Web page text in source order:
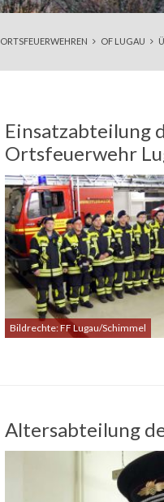
ORTSFEUERWEHREN OF LUGAU
Einsatzabteilung
Ortsfeuerwehr
Bildrechte: FF Lugau/Schimmel
Altersabteilung